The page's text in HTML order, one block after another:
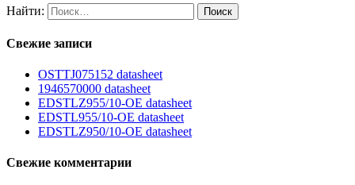
Найти:
Свежие записи
OSTTJ075152 datasheet
1946570000 datasheet
EDSTLZ955/10-OE datasheet
EDSTL955/10-OE datasheet
EDSTLZ950/10-OE datasheet
Свежие комментарии